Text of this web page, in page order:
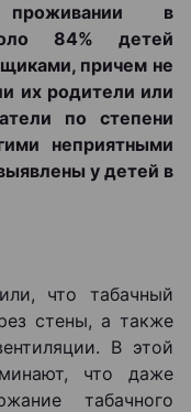
в
84% детей
причем не
их родители или
по степени
неприятными
у детей в
что табачный
стены, а также
В этой
что даже
табачного